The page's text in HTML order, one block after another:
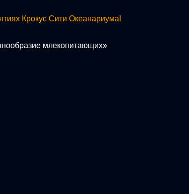
Крокус Сити Океанариума!